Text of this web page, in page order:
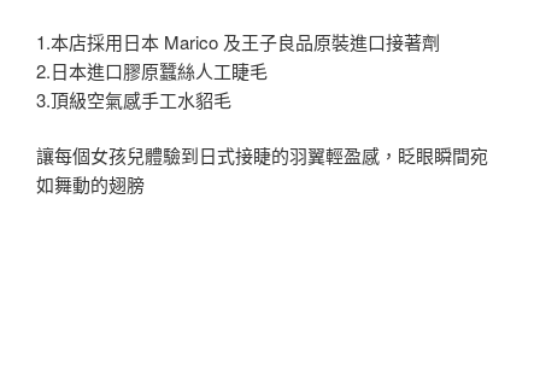
1.本店採用日本 Marico 及王子良品原裝進口接著劑
2.日本進口膠原蠶絲人工睫毛
3.頂級空氣感手工水貂毛
讓每個女孩兒體驗到日式接睫的羽翼輕盈感，眨眼瞬間宛
如舞動的翅膀